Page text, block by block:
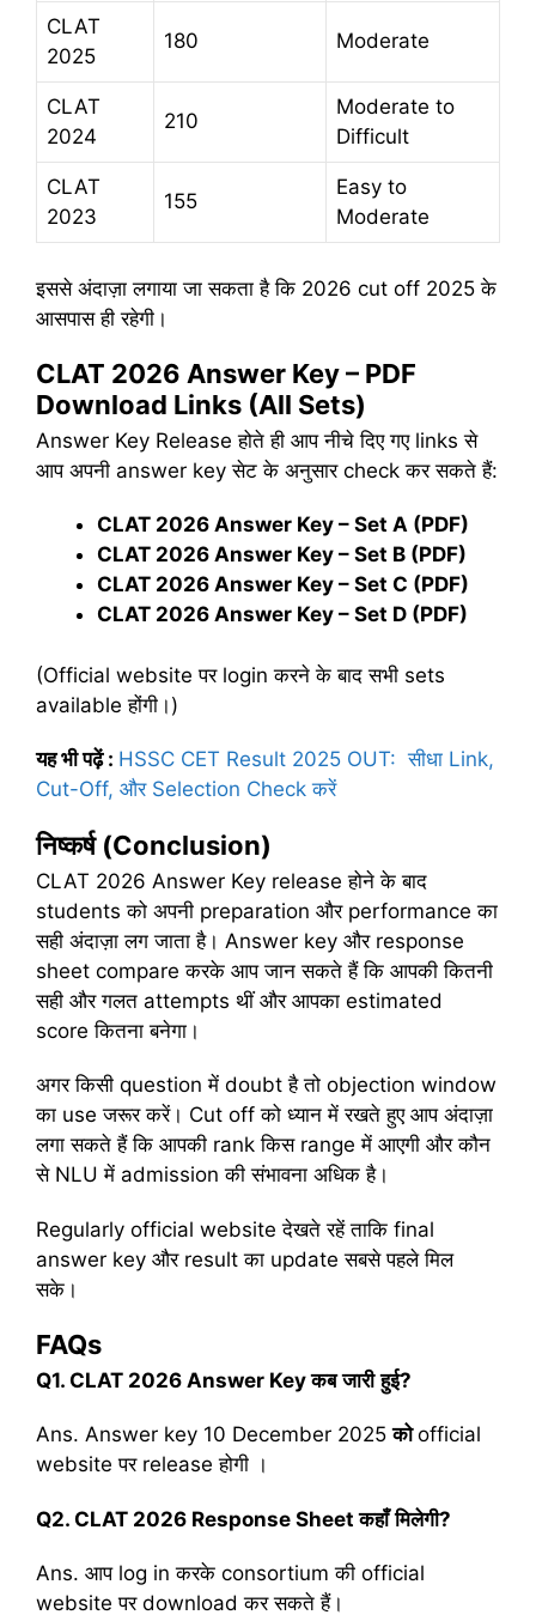
CLAT
2025
180 Moderate
CLAT
2024
210
Moderate to
Difficult
CLAT
2023
155
Easy to
Moderate
इससे अंदाज़ा लगाया जा सकता है कि 2026 cut off 2025 के
आसपास ही रहेगी।
CLAT 2026 Answer Key – PDF
Download Links (All Sets)
Answer Key Release होते ही आप नीचे दिए गए links से
आप अपनी answer key सेट के अनुसार check कर सकते हैं:
CLAT 2026 Answer Key – Set A (PDF)
CLAT 2026 Answer Key – Set B (PDF)
CLAT 2026 Answer Key – Set C (PDF)
CLAT 2026 Answer Key – Set D (PDF)
(Official website पर login करने के बाद सभी sets
available होंगी।)
यह भी पढ़ें : HSSC CET Result 2025 OUT: सीधा Link,
Cut-Off, और Selection Check करें
निष्कर्ष (Conclusion)
CLAT 2026 Answer Key release होने के बाद
students को अपनी preparation और performance का
सही अंदाज़ा लग जाता है। Answer key और response
sheet compare करके आप जान सकते हैं कि आपकी कितनी
सही और गलत attempts थीं और आपका estimated
score कितना बनेगा।
अगर किसी question में doubt है तो objection window
का use जरूर करें। Cut off को ध्यान में रखते हुए आप अंदाज़ा
लगा सकते हैं कि आपकी rank किस range में आएगी और कौन
से NLU में admission की संभावना अधिक है।
Regularly official website देखते रहें ताकि final
answer key और result का update सबसे पहले मिल
सके।
FAQs
Q1. CLAT 2026 Answer Keyकब जारी हुई?
Ans. Answer key 10 December 2025कोofficial
website पर release होगी ।
Q2. CLAT 2026 Response Sheetकहाँ मिलेगी?
Ans. आप log in करके consortium की official
website पर download कर सकते हैं।